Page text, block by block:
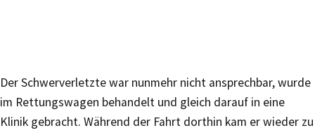
Der Schwerverletzte war nunmehr nicht ansprechbar, wurde
im Rettungswagen behandelt und gleich darauf in eine
Klinik gebracht. Während der Fahrt dorthin kam er wieder zu